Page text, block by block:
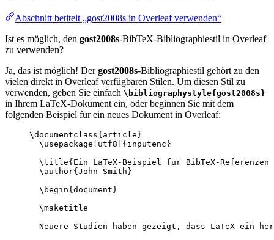
Abschnitt betitelt „gost2008s in Overleaf verwenden“
Ist es möglich, den gost2008s-BibTeX-Bibliographiestil in Overleaf
zu verwenden?
Ja, das ist möglich! Dergost2008s-Bibliographiestil gehört zu den
vielen direkt in Overleaf verfügbaren Stilen. Um diesen Stil zu
verwenden, geben Sie einfach \bibliographystyle{gost2008s}
in Ihrem LaTeX-Dokument ein, oder beginnen Sie mit dem
folgenden Beispiel für ein neues Dokument in Overleaf:
\documentclass{ article }
\usepackage
utf8 ]{ inputenc }
\title{Ein LaTeX-Beispiel für BibTeX-
\author{John Smith}
\begin{ document }
\maketitle
Neuere Studien haben gezeigt, dass LaTeX ein